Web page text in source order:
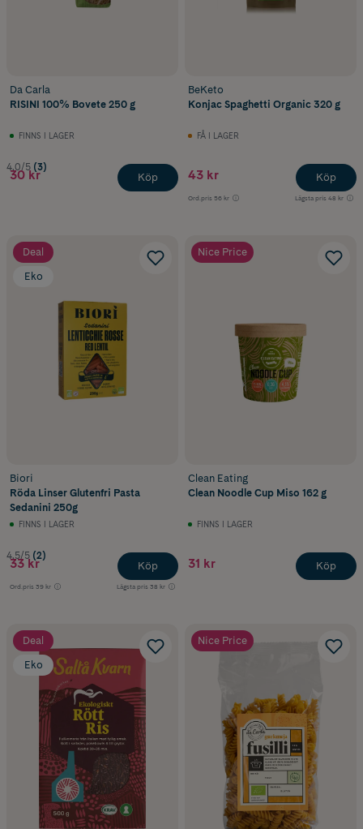
Da Carla
RISINI 100% Bovete 250 g
FINNS I LAGER
4.0/5 (3)
30 kr Köp
BeKeto
Konjac Spaghetti Organic 320 g
FÅ I LAGER
43 kr
Ord.pris 56 kr Lägsta pris 48 kr
Köp
Deal
Eko
Biori
Röda Linser Glutenfri Pasta
Sedanini 250g
FINNS I LAGER
4.5/5 (2)
33 kr
Ord.pris 39 kr Lägsta pris 38 kr
Köp
Nice Price
Clean Eating
Clean Noodle Cup Miso 162 g
FINNS I LAGER
31 kr Köp
Deal
Eko
Nice Price